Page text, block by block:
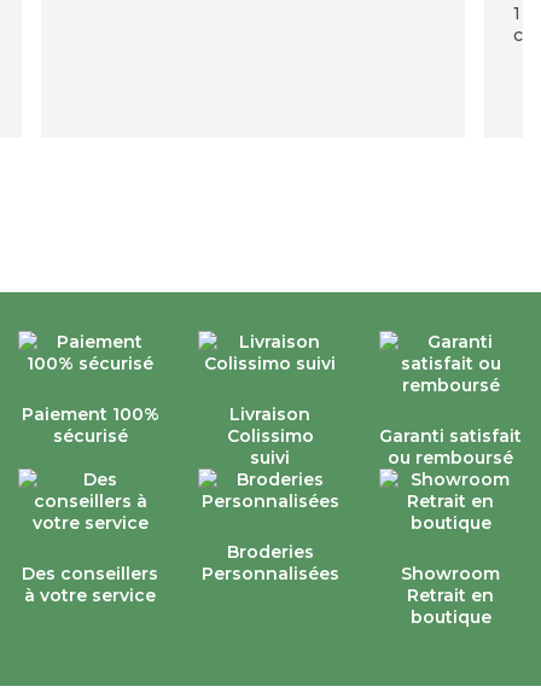
1
Paiement 100%
sécurisé
Livraison
Colissimo
suivi
Garanti satisfait
ou remboursé
Des conseillers
à votre service
Broderies
Personnalisées
Showroom
Retrait en
boutique